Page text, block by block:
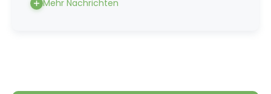
Mehr Nachrichten